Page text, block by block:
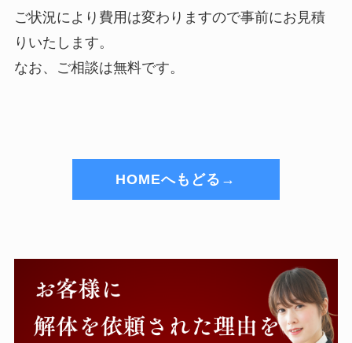
ご状況により費用は変わりますので事前にお見積
りいたします。
なお、ご相談は無料です。
HOMEへもどる→